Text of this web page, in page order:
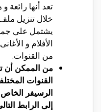
تعد أنها رائعة
خلال تنزيل
يشتمل على
الأفلام و
من القنوات.
من الممكن أن
القنوات
الرسيفر
إلى الرابط